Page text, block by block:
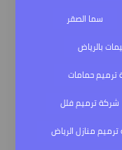
سما الصقر
بالرياض
ترميم حمامات
شركة ترميم فلل
منازل الرياض